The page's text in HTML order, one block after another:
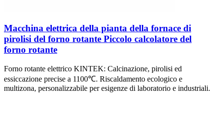
Macchina elettrica della pianta della fornace di
pirolisi del forno rotante Piccolo calcolatore del
forno rotante
Forno rotante elettrico KINTEK: Calcinazione, pirolisi ed
essiccazione precise a 1100℃. Riscaldamento ecologico e
multizona, personalizzabile per esigenze di laboratorio e industriali.